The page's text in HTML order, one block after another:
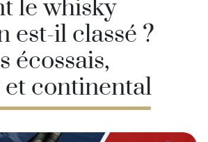
le whisky
est-il classé ?
écossais,
continental